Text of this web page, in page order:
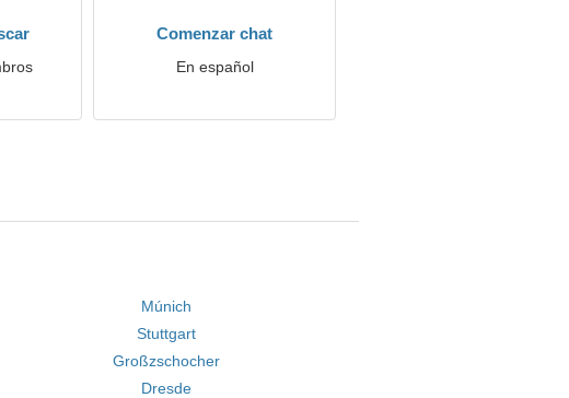
Comenzar chat
En español
Múnich
Stuttgart
Großzschocher
Dresde